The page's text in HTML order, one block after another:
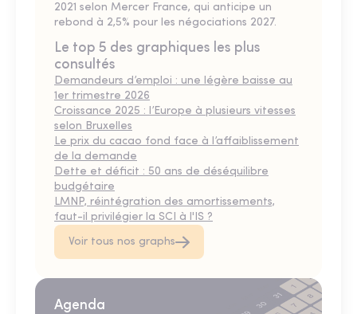
2021 selon Mercer France, qui anticipe un
rebond à 2,5% pour les négociations 2027.
Le top 5 des graphiques les plus
consultés
Demandeurs d’emploi : une légère baisse au
1er trimestre 2026
Croissance 2025 : l’Europe à plusieurs vitesses
selon Bruxelles
Le prix du cacao fond face à l’affaiblissement
de la demande
Dette et déficit : 50 ans de déséquilibre
budgétaire
LMNP, réintégration des amortissements,
faut-il privilégier la SCI à l'IS ?
Voir tous nos graphs
Agenda